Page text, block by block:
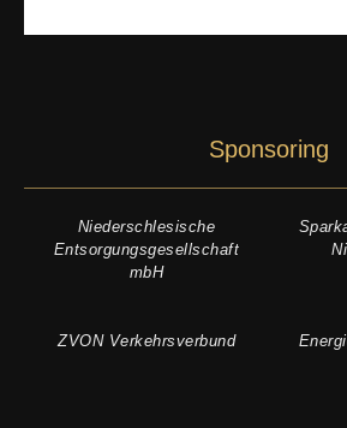
Sponsoring
Niederschlesische
Entsorgungsgesellschaft
mbH
ZVON Verkehrsverbund